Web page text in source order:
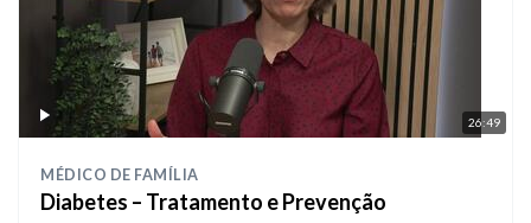
26:49
MÉDICO DE FAMÍLIA
Diabetes – Tratamento e Prevenção